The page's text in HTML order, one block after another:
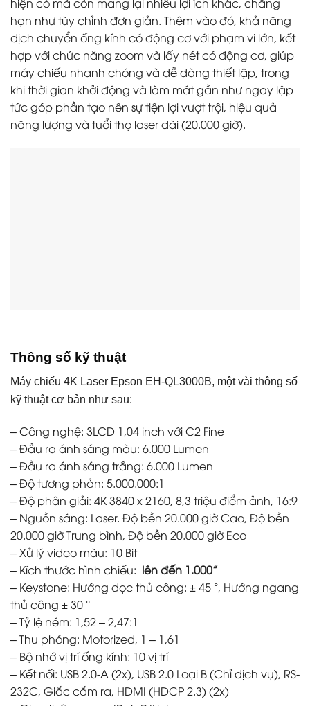
hạn như tùy chỉnh đơn giản. Thêm vào đó, khả năng
dịch chuyển ống kính có động cơ với phạm vi lớn, kết
hợp với chức năng zoom và lấy nét có động cơ, giúp
máy chiếu nhanh chóng và dễ dàng thiết lập, trong
khi thời gian khởi động và làm mát gần như ngay lập
tức góp phần tạo nên sự tiện lợi vượt trội, hiệu quả
năng lượng và tuổi thọ laser dài (20.000 giờ).
Thông số kỹ thuật
Máy chiếu 4K Laser Epson EH-QL3000B, một vài thông số
kỹ thuật cơ bản như sau:
– Công nghệ: 3LCD 1,04 inch với C2 Fine
– Đầu ra ánh sáng màu: 6.000 Lumen
– Đầu ra ánh sáng trắng: 6.000 Lumen
– Độ tương phản: 5.000.000:1
– Độ phân giải: 4K 3840 x 2160, 8,3 triệu điểm ảnh, 16:9
– Nguồn sáng: Laser. Độ bền 20.000 giờ Cao, Độ bền
20.000 giờ Trung bình, Độ bền 20.000 giờ Eco
– Xử lý video màu: 10 Bit
– Kích thước hình chiếu: lên đến 1.000”
– Keystone: Hướng dọc thủ công: ± 45 °, Hướng ngang
thủ công ± 30 °
– Tỷ lệ ném: 1,52 – 2,47:1
– Thu phóng: Motorized, 1 – 1,61
– Bộ nhớ vị trí ống kính: 10 vị trí
– Kết nối: USB 2.0-A (2x), USB 2.0 Loại B (Chỉ dịch vụ), RS-
232C, Giắc cắm ra, HDMI (HDCP 2.3) (2x)